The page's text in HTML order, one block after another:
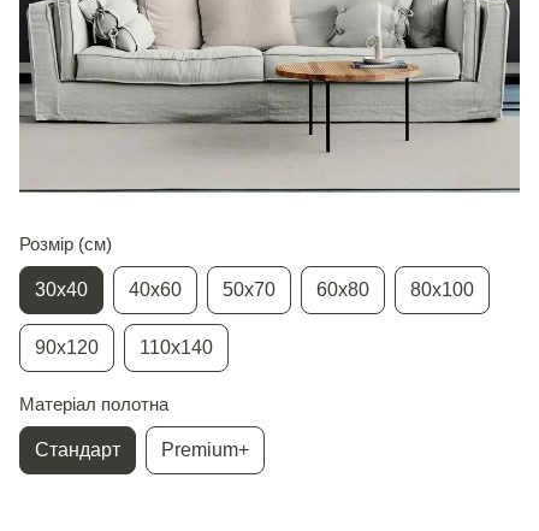
Розмір (см)
30х40 40х60 50х70 60х80 80х100
90х120 110х140
Матеріал полотна
Стандарт Premium+